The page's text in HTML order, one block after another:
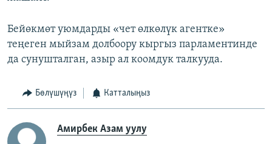
Бейөкмөт уюмдарды «чет өлкөлүк агентке»
теңеген мыйзам долбоору кыргыз парламентинде
да сунушталган, азыр ал коомдук талкууда.
Бөлүшүңүз Катталыңыз
Амирбек Азам уулу